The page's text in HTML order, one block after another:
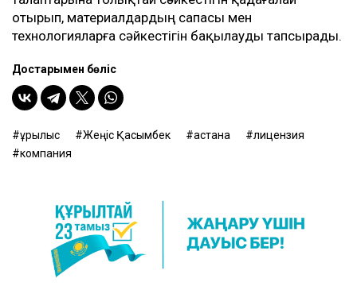
отырып, материалдардың сапасы мен
технологияларға сәйкестігін бақылауды тапсырады.
Достарыңмен бөліс
құрылыс Жеңіс Қасымбек астана
лицензия
компания